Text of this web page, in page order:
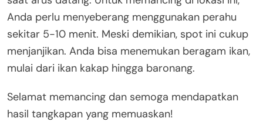
Anda perlu menyeberang menggunakan perahu
sekitar 5-10 menit. Meski demikian, spot ini cukup
menjanjikan. Anda bisa menemukan beragam ikan,
mulai dari ikan kakap hingga baronang.
Selamat memancing dan semoga mendapatkan
hasil tangkapan yang memuaskan!